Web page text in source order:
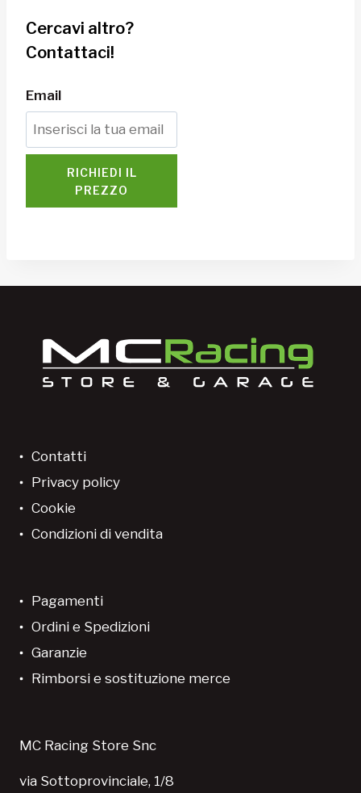
Cercavi altro?
Contattaci!
Email
RICHIEDI IL
PREZZO
Contatti
Privacy policy
Cookie
Condizioni di vendita
Pagamenti
Ordini e Spedizioni
Garanzie
Rimborsi e sostituzione merce
MC Racing Store Snc
via Sottoprovinciale, 1/8